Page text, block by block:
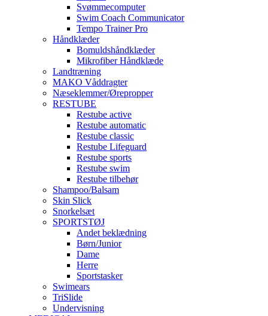
Svømmecomputer
Swim Coach Communicator
Tempo Trainer Pro
Håndklæder
Bomuldshåndklæder
Mikrofiber Håndklæde
Landtræning
MAKO Våddragter
Næseklemmer/Ørepropper
RESTUBE
Restube active
Restube automatic
Restube classic
Restube Lifeguard
Restube sports
Restube swim
Restube tilbehør
Shampoo/Balsam
Skin Slick
Snorkelsæt
SPORTSTØJ
Andet beklædning
Børn/Junior
Dame
Herre
Sportstasker
Swimears
TriSlide
Undervisning